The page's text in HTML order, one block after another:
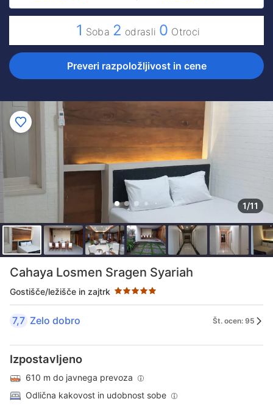
1 Soba 2 odrasli 0 Otroci
Preveri razpoložljivost in cene
1/11
Cahaya Losmen Sragen Syariah
Gostišče/ležišče in zajtrk
Število zvezdic - 5 zvezdic
7,7 Zelo dobro Št. ocen: 95
Izpostavljeno
610 m do javnega prevoza
Odlična kakovost in udobnost sobe